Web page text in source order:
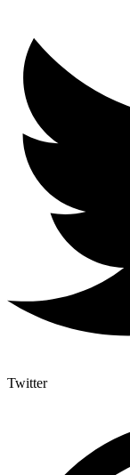
Twitter